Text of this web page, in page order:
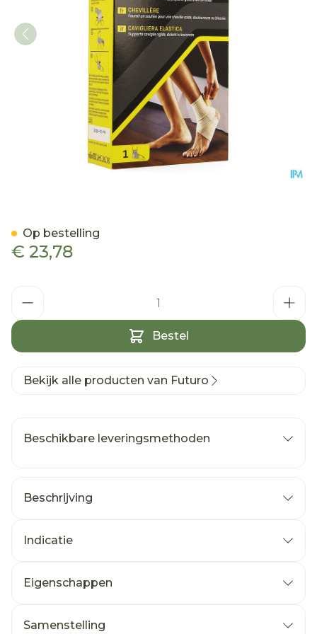
€ 23,78
Bestel
Op bestelling
Bekijk alle producten van Futuro
Beschikbare leveringsmethoden
Beschrijving
Indicatie
Eigenschappen
Samenstelling